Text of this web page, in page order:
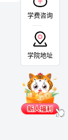
学费咨询
学院地址